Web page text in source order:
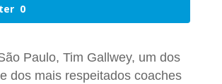
0
Paulo, Tim Gallwey, um dos
dos mais respeitados coaches